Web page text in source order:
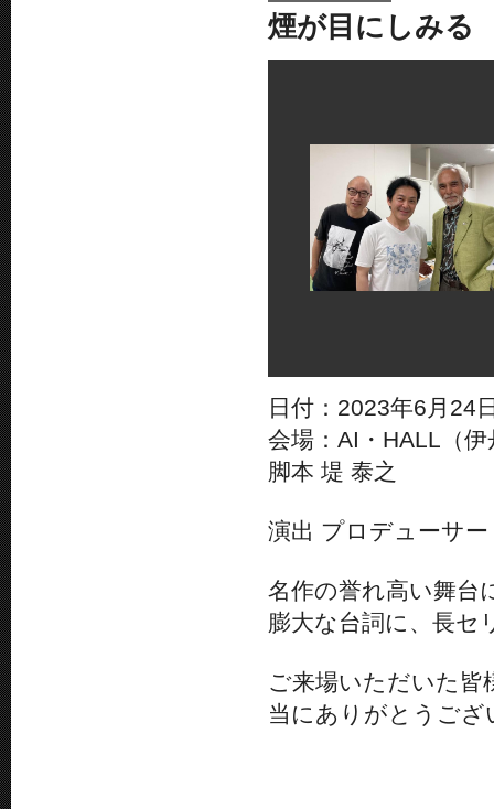
煙が目にしみる
日付：2023年6月
会場：AI・HALL（
脚本 堤 泰之
演出 プロデューサ
名作の誉れ高い舞台
膨大な台詞に、長セ
ご来場いただいた皆
当にありがとうござ